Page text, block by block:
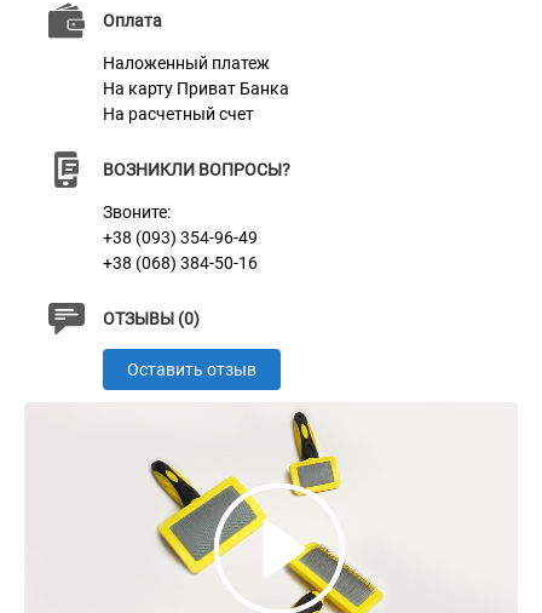
Оплата
Наложенный платеж
На карту Приват Банка
На расчетный счет
ВОЗНИКЛИ ВОПРОСЫ?
Звоните:
+38 (093) 354-96-49
+38 (068) 384-50-16
ОТЗЫВЫ (0)
Оставить отзыв
Материал
Желто-черный